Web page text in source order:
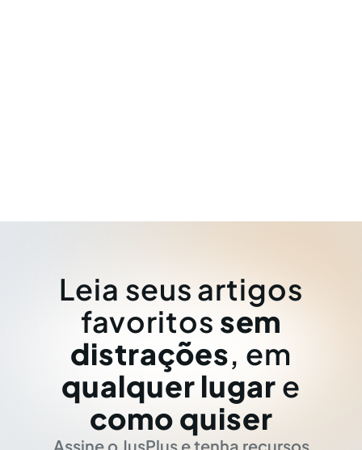
Leia seus artigos
favoritos sem
distrações, em
qualquer lugar e
como quiser
Assine o JusPlus e tenha recursos